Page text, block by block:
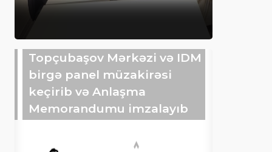
Topçubaşov Mərkəzi və IDM
birgə panel müzakirəsi
keçirib və Anlaşma
Memorandumu imzalayıb